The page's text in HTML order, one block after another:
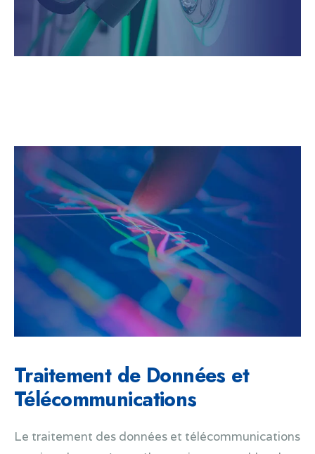
Traitement de Données et
Télécommunications
Le traitement des données et télécommunications